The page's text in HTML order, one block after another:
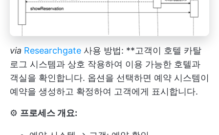
via Researchgate 사용 방법: **고객이 호텔 카탈
로그 시스템과 상호 작용하여 이용 가능한 호텔과
객실을 확인합니다. 옵션을 선택하면 예약 시스템이
예약을 생성하고 확정하여 고객에게 표시합니다.
⚙️ 프로세스 개요: